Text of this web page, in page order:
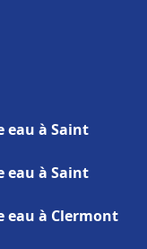
eau à Saint
eau à Saint
eau à Clermont